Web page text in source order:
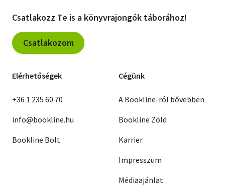
Csatlakozz Te is a könyvrajongók táborához!
Csatlakozom
Elérhetőségek
+36 1 235 60 70
info@bookline.hu
Bookline Bolt
Cégünk
A Bookline-ról bővebben
Bookline Zöld
Karrier
Impresszum
Médiaajánlat